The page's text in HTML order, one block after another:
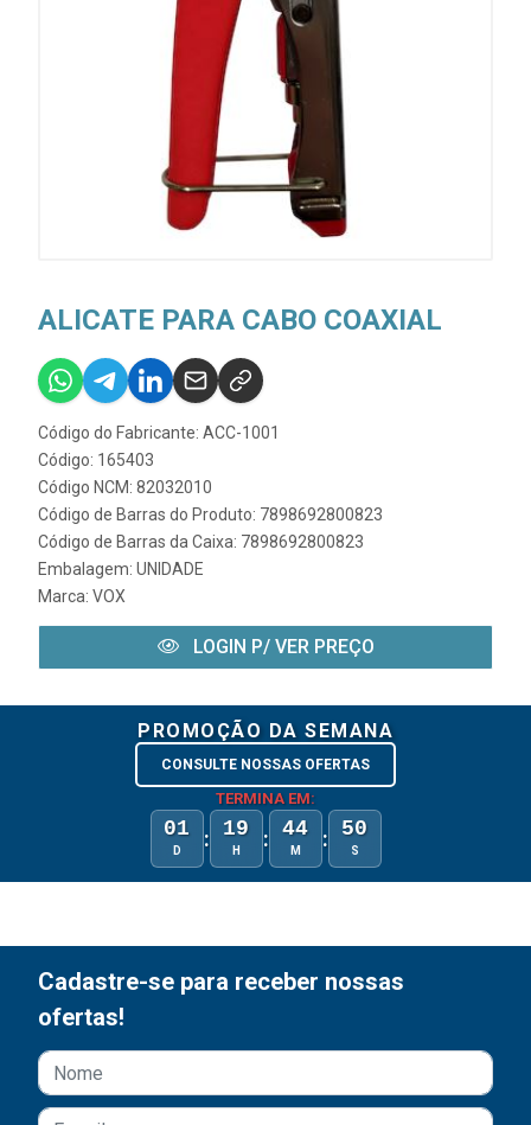
ALICATE PARA CABO COAXIAL
Código do Fabricante: ACC-1001
Código: 165403
Código NCM: 82032010
Código de Barras do Produto: 7898692800823
Código de Barras da Caixa: 7898692800823
Embalagem: UNIDADE
Marca: VOX
LOGIN P/ VER PREÇO
PROMOÇÃO DA SEMANA
CONSULTE NOSSAS OFERTAS
TERMINA EM:
01
D : 19
H : 44
M : 50
S
Cadastre-se para receber nossas
ofertas!